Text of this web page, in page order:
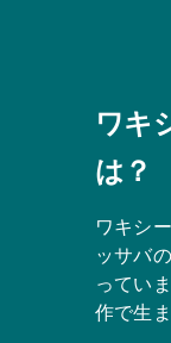
ワキ
は？
ワキシ
ッサバ
ってい
作で生